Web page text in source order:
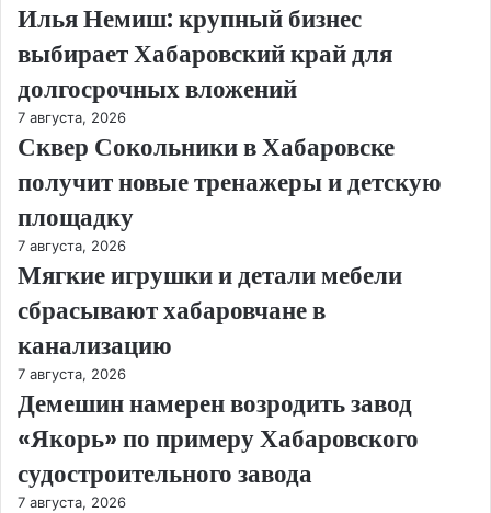
Илья Немиш: крупный бизнес
выбирает Хабаровский край для
долгосрочных вложений
7 августа, 2026
Сквер Сокольники в Хабаровске
получит новые тренажеры и детскую
площадку
7 августа, 2026
Мягкие игрушки и детали мебели
сбрасывают хабаровчане в
канализацию
7 августа, 2026
Демешин намерен возродить завод
«Якорь» по примеру Хабаровского
судостроительного завода
7 августа, 2026